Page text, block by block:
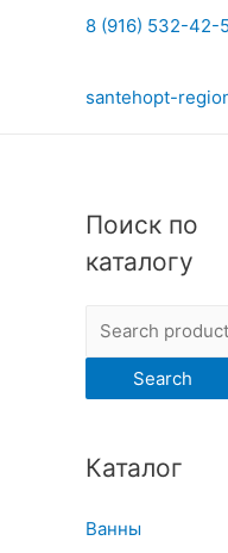
8 (916) 532-42-
santehopt-
Поиск по
каталогу
e
a
c
f
Search
Каталог
Ванны